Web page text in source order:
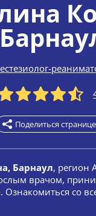
Поделиться
Барнаул, регион
врачом,
Ознакомиться со